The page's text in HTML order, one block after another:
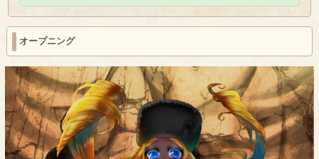
オープニング